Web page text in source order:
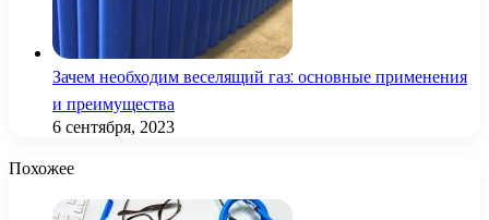
Зачем необходим веселящий газ: основные применения
и преимущества
6 сентября, 2023
Похожее